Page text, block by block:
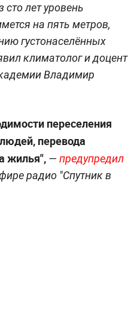
сто лет уровень
на пять метров,
густонаселённых
климатолог и доцент
Владимир
переселения
перевода
жилья", — предупредил
радио "Спутник в